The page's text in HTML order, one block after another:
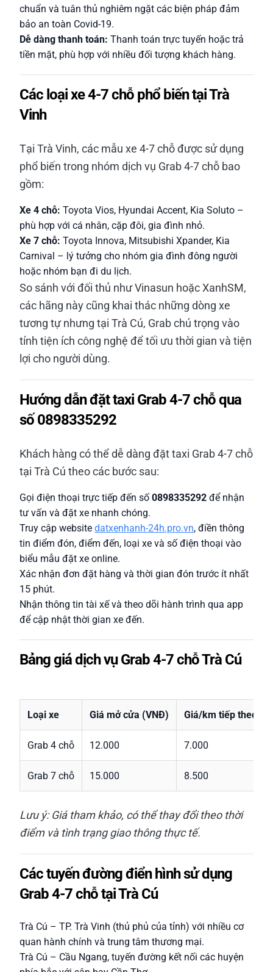
chuẩn và tuân thủ nghiêm ngặt các biện pháp đảm
bảo an toàn Covid-19.
Dễ dàng thanh toán: Thanh toán trực tuyến hoặc trả
tiền mặt, phù hợp với nhiều đối tượng khách hàng.
Các loại xe 4-7 chỗ phổ biến tại Trà
Vinh
Tại Trà Vinh, các mẫu xe 4-7 chỗ được sử dụng
phổ biến trong nhóm dịch vụ Grab 4-7 chỗ bao
gồm:
Xe 4 chỗ: Toyota Vios, Hyundai Accent, Kia Soluto –
phù hợp với cá nhân, cặp đôi, gia đình nhỏ.
Xe 7 chỗ: Toyota Innova, Mitsubishi Xpander, Kia
Carnival – lý tưởng cho nhóm gia đình đông người
hoặc nhóm bạn đi du lịch.
So sánh với đối thủ như Vinasun hoặc XanhSM,
các hãng này cũng khai thác những dòng xe
tương tự nhưng tại Trà Cú, Grab chú trọng vào
tính tiện ích công nghệ để tối ưu thời gian và tiện
lợi cho người dùng.
Hướng dẫn đặt taxi Grab 4-7 chỗ qua
số 0898335292
Khách hàng có thể dễ dàng đặt taxi Grab 4-7 chỗ
tại Trà Cú theo các bước sau:
Gọi điện thoại trực tiếp đến số0898335292 để nhận
tư vấn và đặt xe nhanh chóng.
Truy cập website datxenhanh-24h.pro.vn, điền thông
tin điểm đón, điểm đến, loại xe và số điện thoại vào
biểu mẫu đặt xe online.
Xác nhận đơn đặt hàng và thời gian đón trước ít nhất
15 phút.
Nhận thông tin tài xế và theo dõi hành trình qua app
để cập nhật thời gian xe đến.
Bảng giá dịch vụ Grab 4-7 chỗ Trà Cú
Loại xe Giá mở cửa (VNĐ) Giá/km tiếp theo
Grab 4 chỗ 12.000 7.000
Grab 7 chỗ 15.000 8.500
Lưu ý: Giá tham khảo, có thể thay đổi theo thời
điểm và tình trạng giao thông thực tế.
Các tuyến đường điển hình sử dụng
Grab 4-7 chỗ tại Trà Cú
Trà Cú – TP. Trà Vinh (thủ phủ của tỉnh) với nhiều cơ
quan hành chính và trung tâm thương mại.
Trà Cú – Cầu Ngang, tuyến đường kết nối các huyện